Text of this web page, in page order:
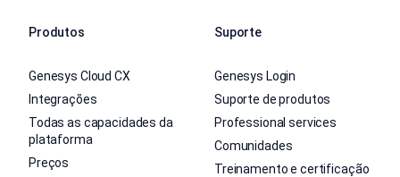
Produtos
Genesys Cloud CX
Integrações
Todas as capacidades da
plataforma
Preços
Suporte
Genesys Login
Suporte de produtos
Professional services
Comunidades
Treinamento e certificação